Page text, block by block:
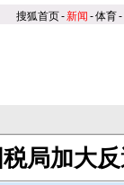
搜狐首页-新闻 -体育-
局加大